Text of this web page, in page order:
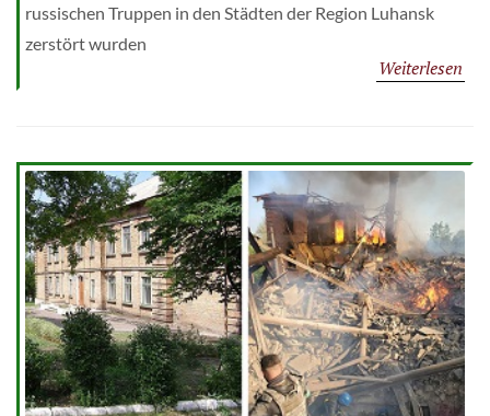
russischen Truppen in den Städten der Region Luhansk
zerstört wurden
Weiterlesen